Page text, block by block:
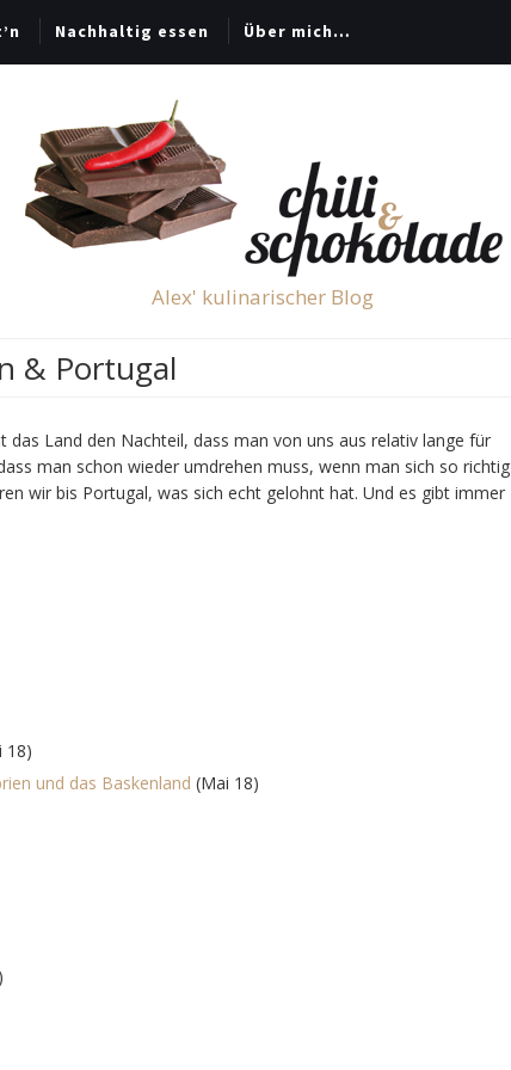
Nachhaltig essen Über mich…
Alex' kulinarischer Blog
& Portugal
das Land den Nachteil, dass man von uns aus relativ lange für
man schon wieder umdrehen muss, wenn man sich so richtig
wir bis Portugal, was sich echt gelohnt hat. Und es gibt immer
18)
und das Baskenland (Mai 18)